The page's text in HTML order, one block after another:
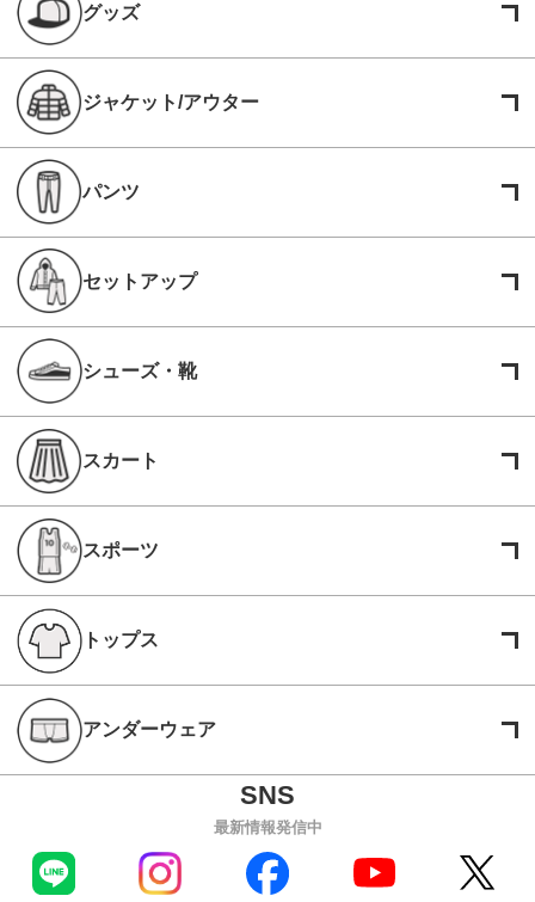
グッズ
ジャケット/アウター
パンツ
セットアップ
シューズ・靴
スカート
スポーツ
トップス
アンダーウェア
最新情報発信中